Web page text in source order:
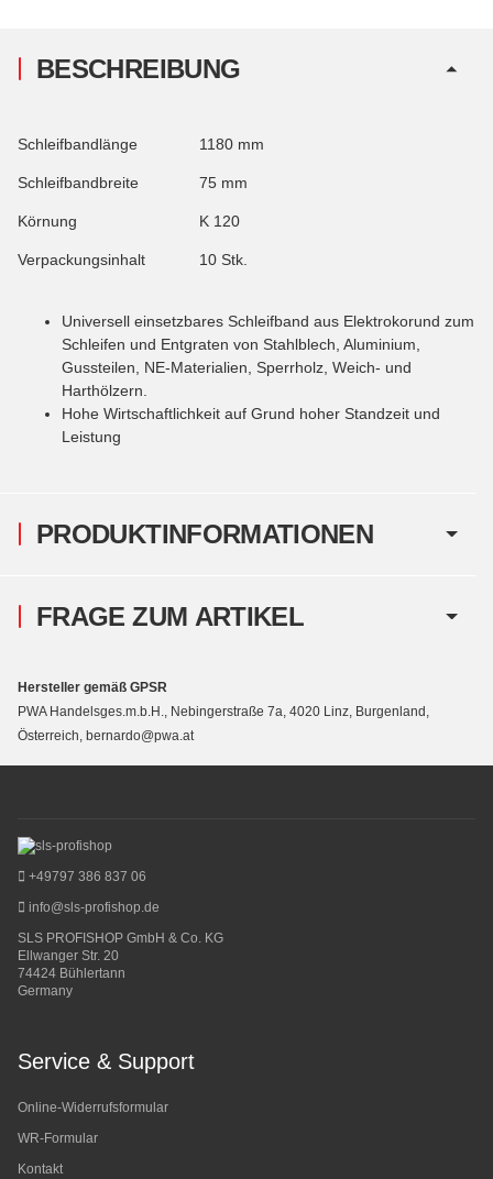
PRODUKTINFORMATIONEN
BESCHREIBUNG
Schleifbandlänge 1180 mm
Schleifbandbreite 75 mm
Körnung K 120
Verpackungsinhalt 10 Stk.
Universell einsetzbares Schleifband aus Elektrokorund zum
Schleifen und Entgraten von Stahlblech, Aluminium,
Gussteilen, NE-Materialien, Sperrholz, Weich- und
Harthölzern.
Hohe Wirtschaftlichkeit auf Grund hoher Standzeit und
Leistung
FRAGE ZUM ARTIKEL
Hersteller gemäß GPSR
PWA Handelsges.m.b.H., Nebingerstraße 7a, 4020 Linz, Burgenland,
Österreich, bernardo@pwa.at
+49797 386 837 06
info@sls-profishop.de
SLS PROFISHOP GmbH & Co. KG
Ellwanger Str. 20
74424 Bühlertann
Germany
Service & Support
Online-Widerrufsformular
WR-Formular
Kontakt